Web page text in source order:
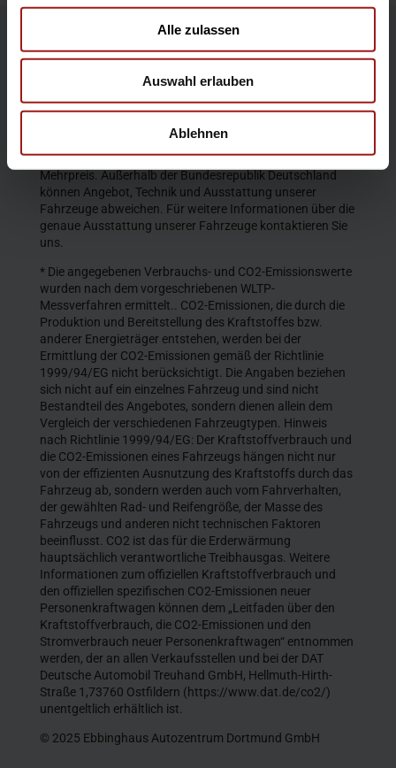
Alle zulassen
Auswahl erlauben
Ablehnen
Die Produktbeschreibungen und Abbildungen enthalten
teilweise auch Sonderausstattungen, die nicht zum
entspricht dem Stand bei Veröffentlichung. Wir behalten
Die abgebildeten Farben geben den wirklichen Farbton nur
annähernd wieder. Gezeigte Sonderausstattungen gegen
Mehrpreis. Außerhalb der Bundesrepublik Deutschland
können Angebot, Technik und Ausstattung unserer
Fahrzeuge abweichen. Für weitere Informationen über die
genaue Ausstattung unserer Fahrzeuge kontaktieren Sie
uns.
* Die angegebenen Verbrauchs- und CO2-Emissionswerte
wurden nach dem vorgeschriebenen WLTP-
Messverfahren ermittelt.. CO2-Emissionen, die durch die
Produktion und Bereitstellung des Kraftstoffes bzw.
anderer Energieträger entstehen, werden bei der
Ermittlung der CO2-Emissionen gemäß der Richtlinie
1999/94/EG nicht berücksichtigt. Die Angaben beziehen
sich nicht auf ein einzelnes Fahrzeug und sind nicht
Bestandteil des Angebotes, sondern dienen allein dem
Vergleich der verschiedenen Fahrzeugtypen. Hinweis
nach Richtlinie 1999/94/EG: Der Kraftstoffverbrauch und
die CO2-Emissionen eines Fahrzeugs hängen nicht nur
von der effizienten Ausnutzung des Kraftstoffs durch das
Fahrzeug ab, sondern werden auch vom Fahrverhalten,
der gewählten Rad- und Reifengröße, der Masse des
Fahrzeugs und anderen nicht technischen Faktoren
beeinflusst. CO2 ist das für die Erderwärmung
hauptsächlich verantwortliche Treibhausgas. Weitere
Informationen zum offiziellen Kraftstoffverbrauch und
den offiziellen spezifischen CO2-Emissionen neuer
Personenkraftwagen können dem „Leitfaden über den
Kraftstoffverbrauch, die CO2-Emissionen und den
Stromverbrauch neuer Personenkraftwagen“ entnommen
werden, der an allen Verkaufsstellen und bei der DAT
Deutsche Automobil Treuhand GmbH, Hellmuth-Hirth-
Straße 1,73760 Ostfildern (https://www.dat.de/co2/)
unentgeltlich erhältlich ist.
© 2025 Ebbinghaus Autozentrum Dortmund GmbH